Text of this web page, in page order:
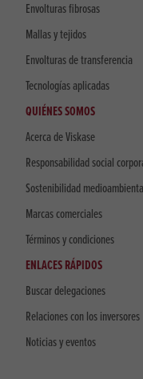
Envolturas fibrosas
Mallas y tejidos
Envolturas de transferencia
Tecnologías aplicadas
QUIÉNES SOMOS
Acerca de Viskase
Responsabilidad social
Sostenibilidad
Marcas comerciales
Términos y condiciones
ENLACES RÁPIDOS
Buscar delegaciones
Relaciones con los inversores
Noticias y eventos